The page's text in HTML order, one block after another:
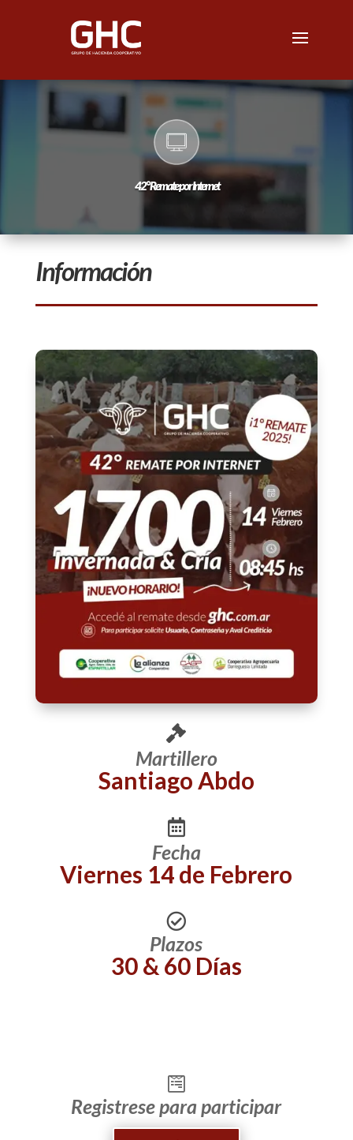
42° Remate por Internet
Información
Martillero
Santiago Abdo
Fecha
Viernes 14 de Febrero
Plazos
30 & 60 Días
Registrese para participar